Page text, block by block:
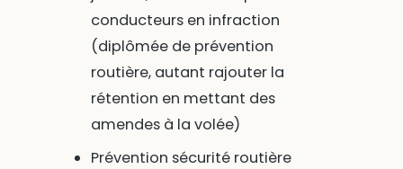
conducteurs en infraction
(diplômée de prévention
routière, autant rajouter la
rétention en mettant des
amendes à la volée)
Prévention sécurité routière